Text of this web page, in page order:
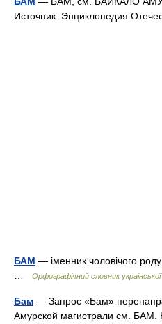
Источник: Энциклопедия
БАМ — іменник чоловічого
Орфографічний словник
Бам — Запрос «Бам»
Амурской магистрали см. БАМ.